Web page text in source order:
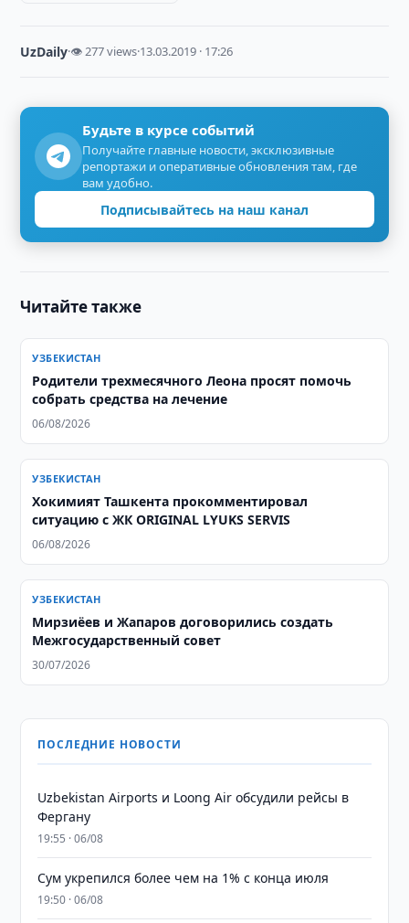
UzDaily·👁 277 views·13.03.2019 · 17:26
Будьте в курсе событий
Получайте главные новости, эксклюзивные
репортажи и оперативные обновления там, где
вам удобно.
Подписывайтесь на наш канал
Читайте также
УЗБЕКИСТАН
Родители трехмесячного Леона просят помочь
собрать средства на лечение
06/08/2026
УЗБЕКИСТАН
Хокимият Ташкента прокомментировал
ситуацию с ЖК ORIGINAL LYUKS SERVIS
06/08/2026
УЗБЕКИСТАН
Мирзиёев и Жапаров договорились создать
Межгосударственный совет
30/07/2026
ПОСЛЕДНИЕ НОВОСТИ
Uzbekistan Airports и Loong Air обсудили рейсы в
Фергану
19:55 · 06/08
Сум укрепился более чем на 1% с конца июля
19:50 · 06/08